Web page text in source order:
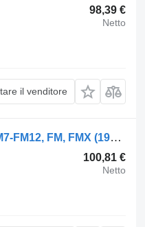
98,39 €
Netto
il venditore
Mozzo Volvo FM7 (01.98-12.01) 3988773 per trattore stradale Volvo FM7-FM12, FM, FMX (1998-2014)
100,81 €
Netto